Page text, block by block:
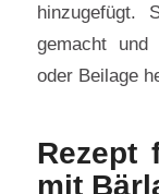
hinzugefügt.
gemacht und
oder Beilage
Rezept
mit